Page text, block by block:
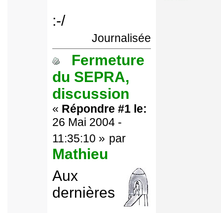
:-/
Journalisée
Fermeture
du SEPRA,
discussion
« Répondre #1 le:
26 Mai 2004 -
11:35:10 » par
Mathieu
Aux
dernières